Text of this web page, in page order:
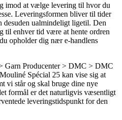
imod at vælge levering til hvor du
Leveringsformen bliver til tider
desuden ualmindeligt ligetil. Den
til enhver tid være at hente ordren
opholder dig nær e-handlens
Garn Producenter > DMC > DMC
Spécial 25 kan vise sig at
vi står og skal bruge dine nye
formål er det naturligvis væsentligt
leveringstidspunkt for den